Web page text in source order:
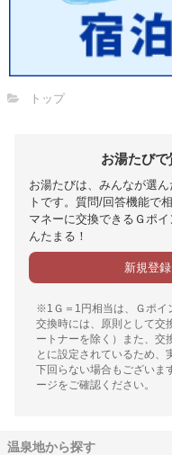
トップ
お湯たびで
お湯たびは、みんなが選
トです。質問/回答機能で
マネーに交換できるＧポ
んたまる！
新規登
※1Ｇ＝1円相当は、Ｇポイ
交換時には、原則として交
ートナーを除く）また、交
とに設定されているため、
下回らない場合もございま
ージをご確認ください。
温泉地から探す